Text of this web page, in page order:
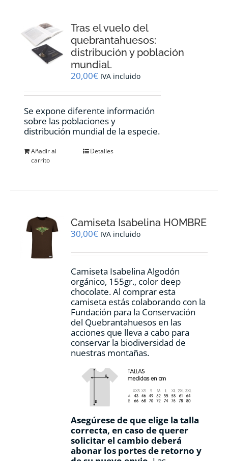
Tras el vuelo del
quebrantahuesos:
distribución y población
mundial.
20,00€ IVA incluido
Se expone diferente información
sobre las poblaciones y
distribución mundial de la especie.
Añadir al
carrito
Detalles
Camiseta Isabelina HOMBRE
30,00€ IVA incluido
Camiseta Isabelina Algodón
orgánico, 155gr., color deep
chocolate.Al comprar esta
camiseta estás colaborando con la
Fundación para la Conservación
del Quebrantahuesos en las
acciones que lleva a cabo para
conservar la biodiversidad de
nuestras montañas.
Asegúrese de que elige la talla
correcta, en caso de querer
solicitar el cambio deberá
abonar los portes de retorno y